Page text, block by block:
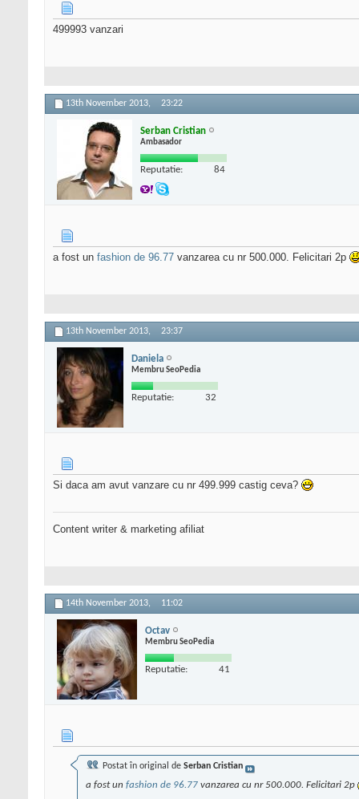
499993 vanzari
13th November 2013, 23:22
Serban Cristian
Ambasador
Reputatie: 84
a fost un fashion de 96.77 vanzarea cu nr 500.000. Felicitari 2p
13th November 2013, 23:37
Daniela
Membru SeoPedia
Reputatie: 32
Si daca am avut vanzare cu nr 499.999 castig ceva?
Content writer & marketing afiliat
14th November 2013, 11:02
Octav
Membru SeoPedia
Reputatie: 41
Postat în original de Serban Cristian
a fost un fashion de 96.77 vanzarea cu nr 500.000. Felicitari 2p